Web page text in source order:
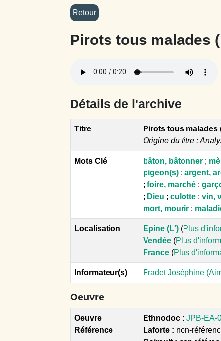
Pirots tous malades
Détails de l'archive
Titre
Pirots tous malades
Origine du titre :
Mots Clé bâton, bâtonner ;
pigeon(s) ; argent,
; foire, marché ;
; Dieu ; culotte ; vin,
mort, mourir ;
Localisation Epine (L') (Plus
Vendée (Plus
France (Plus
Informateur(s) Fradet Joséphine
Oeuvre
Oeuvre
Référence
Ethnodoc : JPB-EA-
Laforte : non-